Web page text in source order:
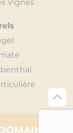
Vignes